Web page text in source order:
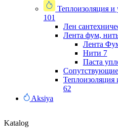
Теплоизоляция
101
Лен
Лента фум,
Лента
Нити 7
Паста
Теплоизоляция
62
Aksiya
Katalog